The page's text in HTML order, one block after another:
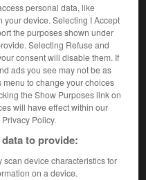
Lucien Pissarro
Larousse « Dictionnaire
(Paris 1863 –
personal data, like
device. Selecting I Accept
the purposes shown under
Selecting Refuse and
consent will disable them. If
ads you see may not be as
menu to change your choices
the Show Purposes link on
will have effect within our
Policy.
to provide:
device characteristics for
on a device.